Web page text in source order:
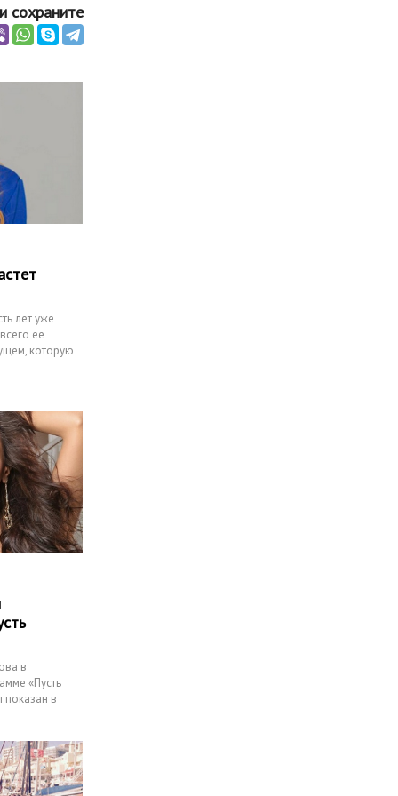
сохраните
лет уже
ее
которую
в
«Пусть
показан в